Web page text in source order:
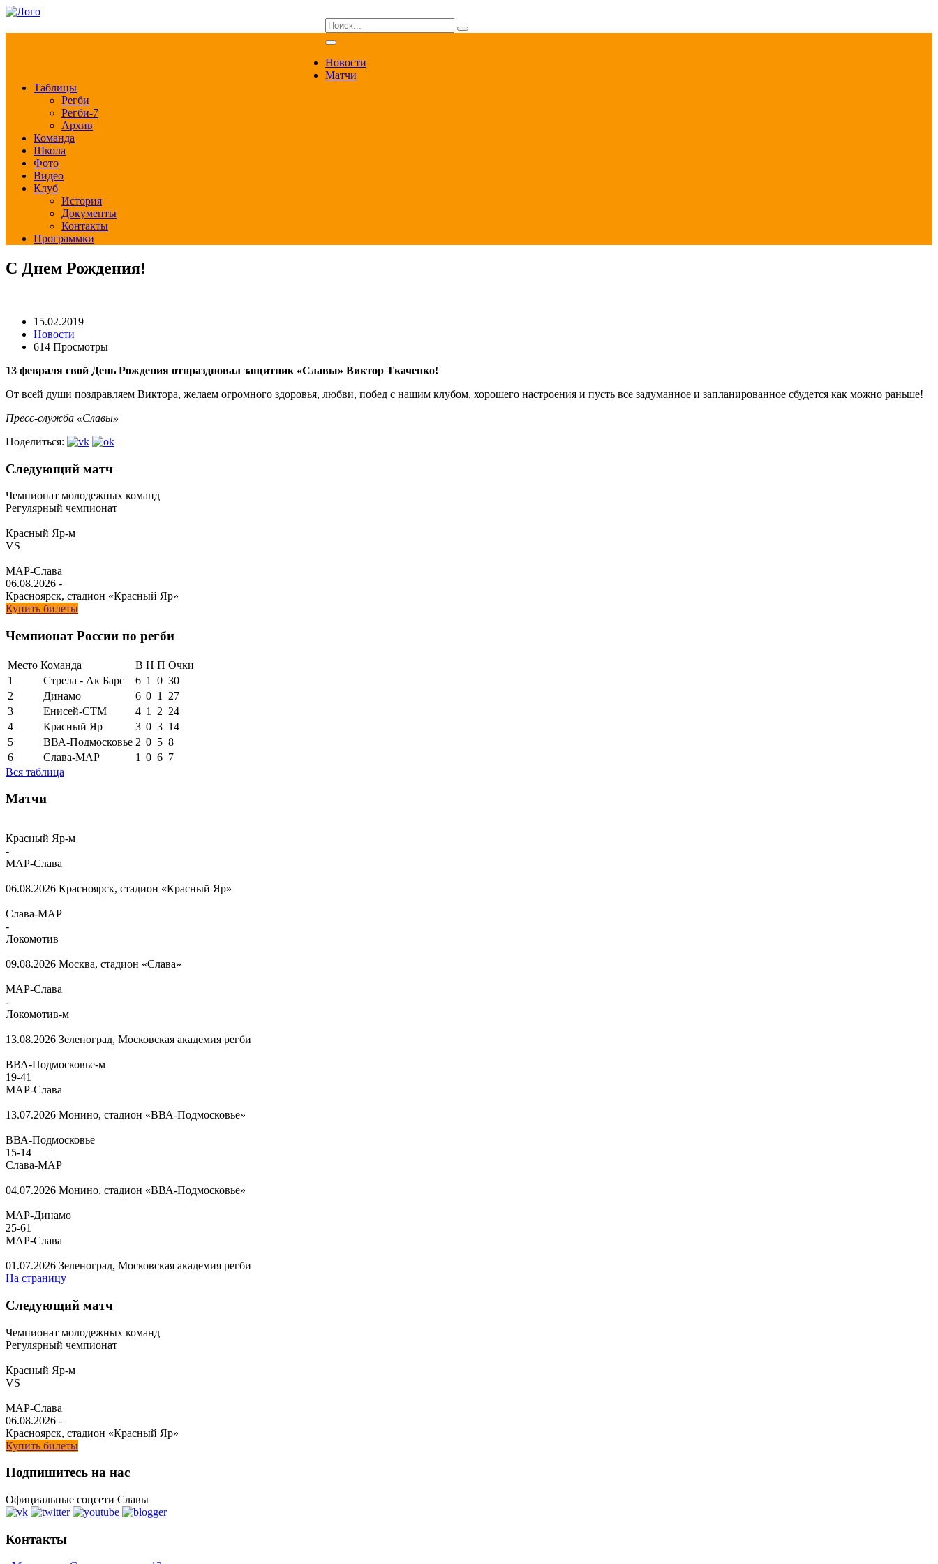
Новости
Матчи
Таблицы
Регби
Регби-7
Архив
Команда
Школа
Фото
Видео
Клуб
История
Документы
Контакты
Программки
С Днем Рождения!
15.02.2019
Новости
614 Просмотры
13 февраля свой День Рождения отпраздновал защитник «Славы» Виктор Ткаченко!
От всей души поздравляем Виктора, желаем огромного здоровья, любви, побед с нашим клубом, хорошего настроения и пусть все задуманное и запланированное сбудется как можно раньше!
Пресс-служба «Славы»
Поделиться:
Следующий матч
Чемпионат молодежных команд
Регулярный чемпионат
Красный Яр-м
VS
МАР-Слава
06.08.2026 -
Красноярск, стадион «Красный Яр»
Купить билеты
Чемпионат России по регби
Место Команда В Н П Очки
1
Стрела - Ак Барс 6 1 0 30
2
Динамо 6 0 1
27
3
Енисей-СТМ 4 1 2 24
4
Красный Яр 3 0 3 14
5
ВВА-Подмосковье 2 0 5 8
6
Слава-МАР 1 0 6 7
Вся таблица
Матчи
Красный Яр-м
-
МАР-Слава
06.08.2026 Красноярск, стадион «Красный Яр»
Слава-МАР
-
Локомотив
09.08.2026 Москва, стадион «Слава»
МАР-Слава
-
Локомотив-м
13.08.2026 Зеленоград, Московская академия регби
ВВА-Подмосковье-м
19-41
МАР-Слава
13.07.2026 Монино, стадион «ВВА-Подмосковье»
ВВА-Подмосковье
15-14
Слава-МАР
04.07.2026 Монино, стадион «ВВА-Подмосковье»
МАР-Динамо
25-61
МАР-Слава
01.07.2026 Зеленоград, Московская академия регби
На страницу
Следующий матч
Чемпионат молодежных команд
Регулярный чемпионат
Красный Яр-м
VS
МАР-Слава
06.08.2026 -
Красноярск, стадион «Красный Яр»
Купить билеты
Подпишитесь на нас
Официальные соцсети Славы
Контакты